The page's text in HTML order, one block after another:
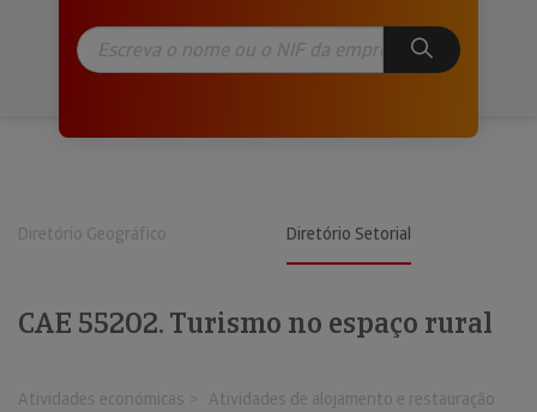
Diretório Geográfico Diretório Setorial
CAE 55202. Turismo no espaço rural
Atividades económicas
Atividades de alojamento e restauração